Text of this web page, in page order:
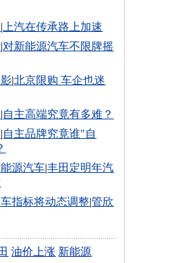
| 上汽在传承路上加速
|对新能源汽车不限牌摇
|北京限购 车企也迷
|自主高端究竟有多难？
|自主品牌究竟谁"自
源汽车|丰田定明年汽
指标将动态调整|管欣
油价上涨 新能源